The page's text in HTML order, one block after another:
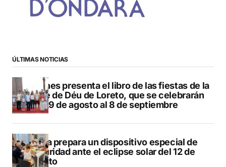
ÚLTIMAS NOTICIAS
Duanes presenta el libro de las fiestas de la
Mare de Déu de Loreto, que se celebrarán
del 29 de agosto al 8 de septiembre
Xàbia prepara un dispositivo especial de
seguridad ante el eclipse solar del 12 de
agosto